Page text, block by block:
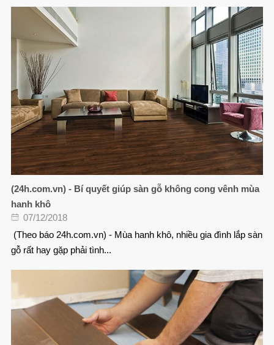
(24h.com.vn) - Bí quyết giúp sàn gỗ không cong vênh mùa
hanh khô
07/12/2018
(Theo báo 24h.com.vn) - Mùa hanh khô, nhiều gia đình lắp sàn
gỗ rất hay gặp phải tình...